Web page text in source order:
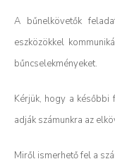
A bűnelkövetők
eszközökkel
bűncselekményeket.
Kérjük, hogy a
adják számunkra az
Miről ismerhető fel a